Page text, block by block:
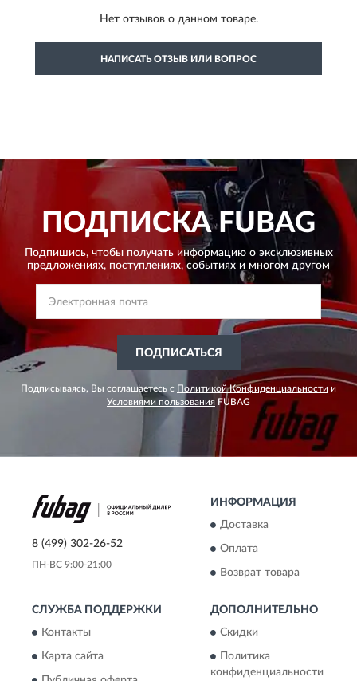
Нет отзывов о данном товаре.
НАПИСАТЬ ОТЗЫВ ИЛИ ВОПРОС
ПОДПИСКАFUBAG
Подпишись, чтобы получать информацию о эксклюзивных
предложениях, поступлениях, событиях и многом другом
ПОДПИСАТЬСЯ
Подписываясь, Вы соглашаетесь с Политикой Конфиденциальности и
Условиями пользования FUBAG
8 (499) 302-26-52
ПН-ВС 9:00-21:00
ИНФОРМАЦИЯ
Доставка
Оплата
Возврат товара
СЛУЖБА ПОДДЕРЖКИ
Контакты
Карта сайта
ДОПОЛНИТЕЛЬНО
Скидки
Политика
конфиденциальности